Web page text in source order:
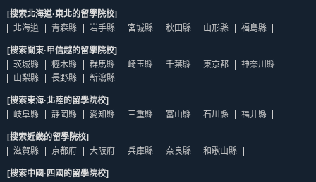
[搜索北海道·東北的留學院校]
北海道
青森縣 岩手縣 宮城縣 秋田縣 山形縣 福島縣
[搜索關東·甲信越的留學院校]
茨城縣
櫪木縣 群馬縣 崎玉縣 千葉縣 東京都
神奈川縣
山梨縣
長野縣 新瀉縣
[搜索東海·北陸的留學院校]
岐阜縣
靜岡縣 愛知縣 三重縣 富山縣 石川縣 福井縣
[搜索近畿的留學院校]
滋賀縣
京都府 大阪府 兵庫縣 奈良縣 和歌山縣
[搜索中國·四國的留學院校]